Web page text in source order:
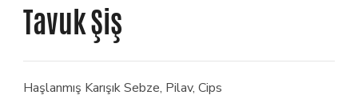
Tavuk Şiş
Haşlanmış Karışık Sebze, Pilav, Cips